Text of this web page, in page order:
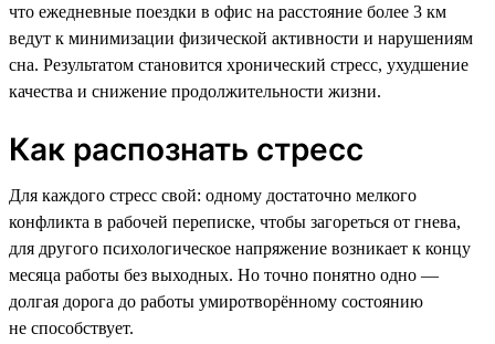
что ежедневные поездки в офис на расстояние более 3 км
ведут к минимизации физической активности и нарушениям
сна. Результатом становится хронический стресс, ухудшение
качества и снижение продолжительности жизни.
Как распознать стресс
Для каждого стресс свой: одному достаточно мелкого
конфликта в рабочей переписке, чтобы загореться от гнева,
для другого психологическое напряжение возникает к концу
месяца работы без выходных. Но точно понятно одно —
долгая дорога до работы умиротворённому состоянию
не способствует.